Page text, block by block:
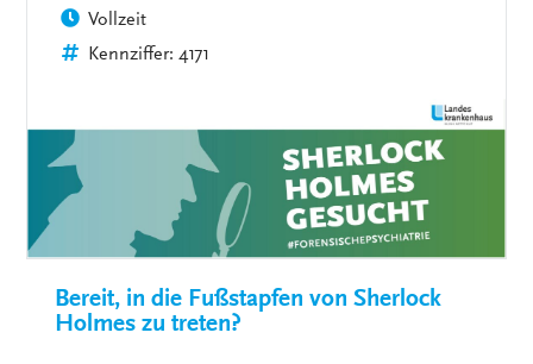
Vollzeit
Kennziffer: 4171
Bereit, in die Fußstapfen von Sherlock
Holmes zu treten?